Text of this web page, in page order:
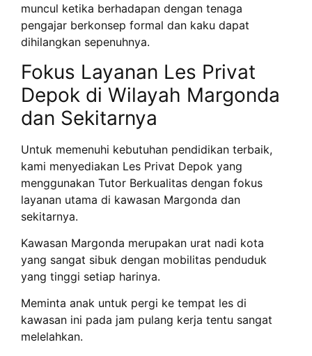
muncul ketika berhadapan dengan tenaga
pengajar berkonsep formal dan kaku dapat
dihilangkan sepenuhnya.
Fokus Layanan Les Privat
Depok di Wilayah Margonda
dan Sekitarnya
Untuk memenuhi kebutuhan pendidikan terbaik,
kami menyediakan Les Privat Depok yang
menggunakan Tutor Berkualitas dengan fokus
layanan utama di kawasan Margonda dan
sekitarnya.
Kawasan Margonda merupakan urat nadi kota
yang sangat sibuk dengan mobilitas penduduk
yang tinggi setiap harinya.
Meminta anak untuk pergi ke tempat les di
kawasan ini pada jam pulang kerja tentu sangat
melelahkan.